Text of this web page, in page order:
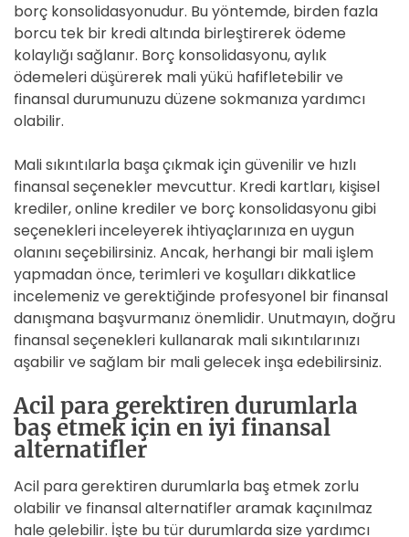
borç konsolidasyonudur. Bu yöntemde, birden fazla
borcu tek bir kredi altında birleştirerek ödeme
kolaylığı sağlanır. Borç konsolidasyonu, aylık
ödemeleri düşürerek mali yükü hafifletebilir ve
finansal durumunuzu düzene sokmanıza yardımcı
olabilir.
Mali sıkıntılarla başa çıkmak için güvenilir ve hızlı
finansal seçenekler mevcuttur. Kredi kartları, kişisel
krediler, online krediler ve borç konsolidasyonu gibi
seçenekleri inceleyerek ihtiyaçlarınıza en uygun
olanını seçebilirsiniz. Ancak, herhangi bir mali işlem
yapmadan önce, terimleri ve koşulları dikkatlice
incelemeniz ve gerektiğinde profesyonel bir finansal
danışmana başvurmanız önemlidir. Unutmayın, doğru
finansal seçenekleri kullanarak mali sıkıntılarınızı
aşabilir ve sağlam bir mali gelecek inşa edebilirsiniz.
Acil para gerektiren durumlarla
baş etmek için en iyi finansal
alternatifler
Acil para gerektiren durumlarla baş etmek zorlu
olabilir ve finansal alternatifler aramak kaçınılmaz
hale gelebilir. İşte bu tür durumlarda size yardımcı